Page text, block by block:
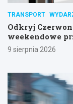
TRANSPORT
Odkryj
weekendowe
9 sierpnia 2026